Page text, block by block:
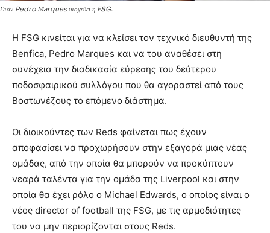
Στον Pedro Marques στοχεύει η FSG.
Η FSG κινείται για να κλείσει τον τεχνικό διευθυντή της
Benfica, Pedro Marques και να του αναθέσει στη
συνέχεια την διαδικασία εύρεσης του δεύτερου
ποδοσφαιρικού συλλόγου που θα αγοραστεί από τους
Βοστωνέζους το επόμενο διάστημα.
Οι διοικούντες των Reds φαίνεται πως έχουν
αποφασίσει να προχωρήσουν στην εξαγορά μιας νέας
ομάδας, από την οποία θα μπορούν να προκύπτουν
νεαρά ταλέντα για την ομάδα της Liverpool και στην
οποία θα έχει ρόλο ο Michael Edwards, ο οποίος είναι ο
νέος director of football της FSG, με τις αρμοδιότητες
του να μην περιορίζονται στους Reds.